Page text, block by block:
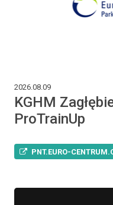
2026.08.09
KGHM
ProTrainUp
PNT.EURO-